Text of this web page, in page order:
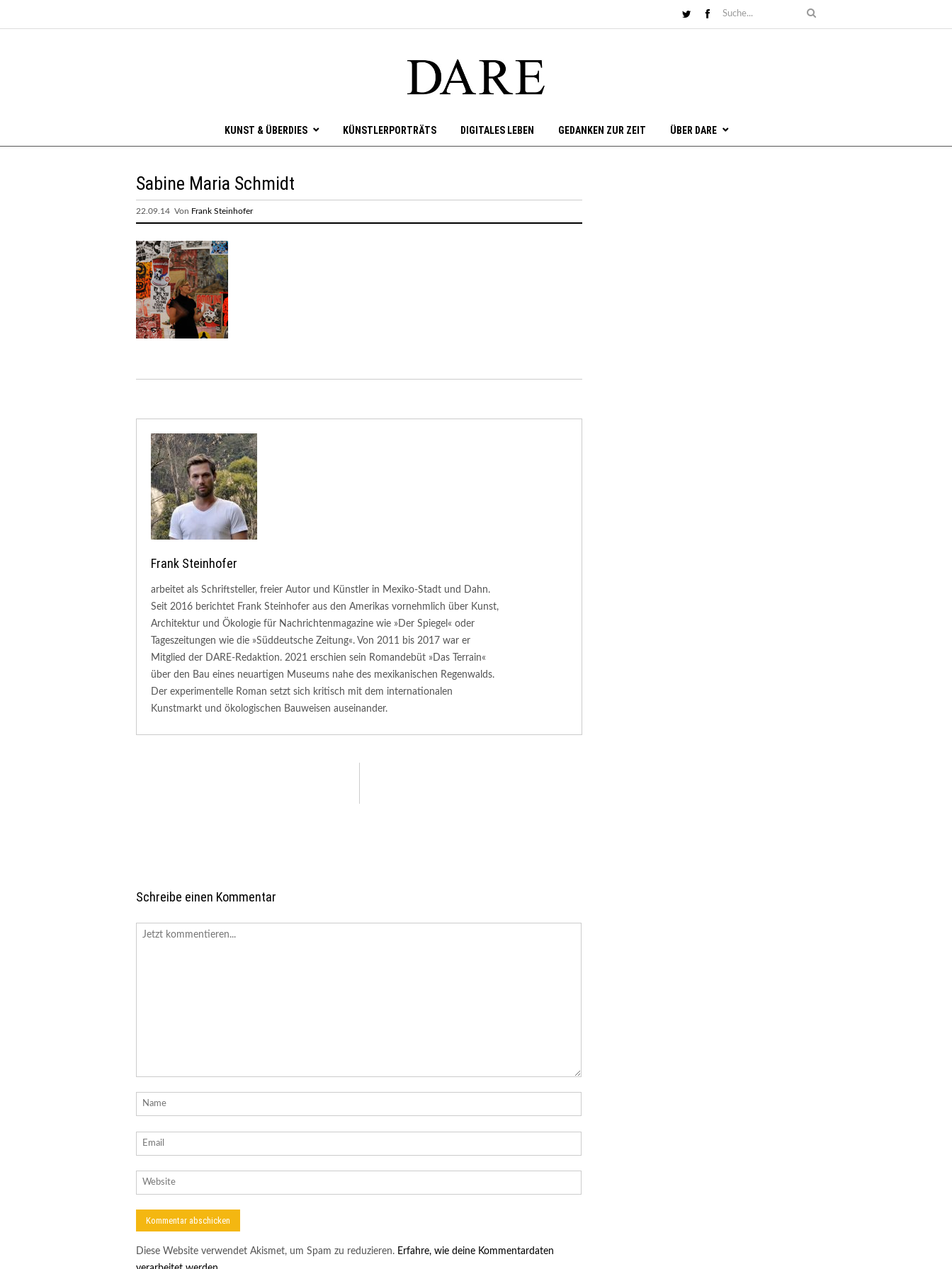
KUNST & ÜBERDIES KÜNSTLERPORTRÄTS DIGITALES LEBEN GEDANKEN ZUR ZEIT ÜBER DARE
Sabine Maria Schmidt
22.09.14 Von Frank Steinhofer
Frank Steinhofer
arbeitet als Schriftsteller, freier Autor und Künstler in Mexiko-Stadt und Dahn.
Seit 2016 berichtet Frank Steinhofer aus den Amerikas vornehmlich über Kunst,
Architektur und Ökologie für Nachrichtenmagazine wie »Der Spiegel« oder
Tageszeitungen wie die »Süddeutsche Zeitung«. Von 2011 bis 2017 war er
Mitglied der DARE-Redaktion. 2021 erschien sein Romandebüt »Das Terrain«
über den Bau eines neuartigen Museums nahe des mexikanischen Regenwalds.
Der experimentelle Roman setzt sich kritisch mit dem internationalen
Kunstmarkt und ökologischen Bauweisen auseinander.
Schreibe einen Kommentar
Diese Website verwendet Akismet, um Spam zu reduzieren. Erfahre, wie deine Kommentardaten